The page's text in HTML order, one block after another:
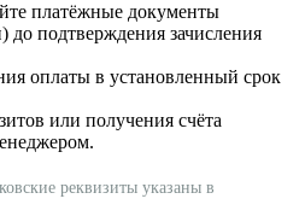
платёжные документы
подтверждения зачисления
оплаты в установленный срок
или получения счёта
реквизиты указаны в